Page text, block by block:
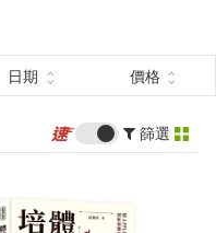
日期 價格
篩選